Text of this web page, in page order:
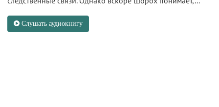
Слушать аудиокнигу